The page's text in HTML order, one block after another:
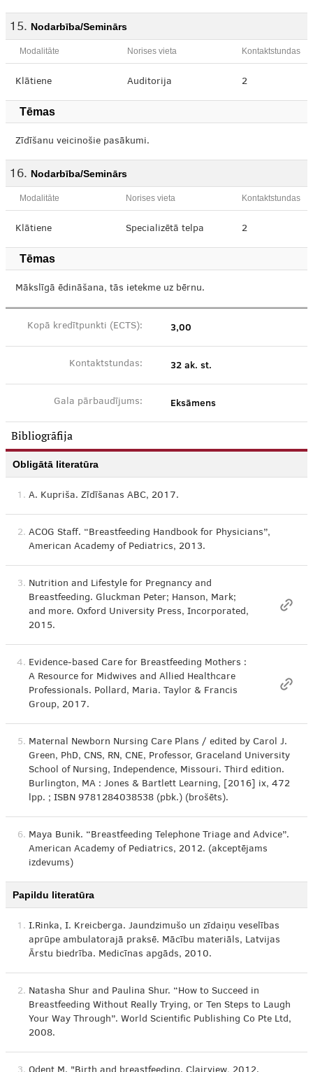
Nodarbība/Seminārs
Modalitāte Norises vieta Kontaktstundas
Klātiene Auditorija 2
Tēmas
Zīdīšanu veicinošie pasākumi.
Nodarbība/Seminārs
Modalitāte Norises vieta Kontaktstundas
Klātiene Specializētā telpa 2
Tēmas
Mākslīgā ēdināšana, tās ietekme uz bērnu.
Kopā kredītpunkti (ECTS): 3,00
Kontaktstundas: 32 ak. st.
Gala pārbaudījums: Eksāmens
Bibliogrāfija
Obligātā literatūra
1. A. Kupriša. Zīdīšanas ABC, 2017.
2. ACOG Staff. “Breastfeeding Handbook for Physicians”,
American Academy of Pediatrics, 2013.
3. Nutrition and Lifestyle for Pregnancy and
Breastfeeding. Gluckman Peter; Hanson, Mark;
and more. Oxford University Press, Incorporated,
2015.
4. Evidence-based Care for Breastfeeding Mothers :
A Resource for Midwives and Allied Healthcare
Professionals. Pollard, Maria. Taylor & Francis
Group, 2017.
5. Maternal Newborn Nursing Care Plans / edited by Carol J.
Green, PhD, CNS, RN, CNE, Professor, Graceland University
School of Nursing, Independence, Missouri. Third edition.
Burlington, MA : Jones & Bartlett Learning, [2016] ix, 472
lpp. ; ISBN 9781284038538 (pbk.) (brošēts).
6. Maya Bunik. “Breastfeeding Telephone Triage and Advice”.
American Academy of Pediatrics, 2012. (akceptējams
izdevums)
Papildu literatūra
1. I.Rinka, I. Kreicberga. Jaundzimušo un zīdaiņu veselības
aprūpe ambulatorajā praksē. Mācību materiāls, Latvijas
Ārstu biedrība. Medicīnas apgāds, 2010.
2. Natasha Shur and Paulina Shur. “How to Succeed in
Breastfeeding Without Really Trying, or Ten Steps to Laugh
Your Way Through”. World Scientific Publishing Co Pte Ltd,
2008.